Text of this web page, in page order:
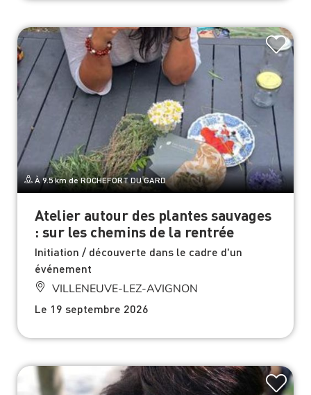
À 9.5 km de ROCHEFORT DU GARD
Atelier autour des plantes sauvages
: sur les chemins de la rentrée
Initiation / découverte dans le cadre d'un
événement
VILLENEUVE-LEZ-AVIGNON
Le 19 septembre 2026